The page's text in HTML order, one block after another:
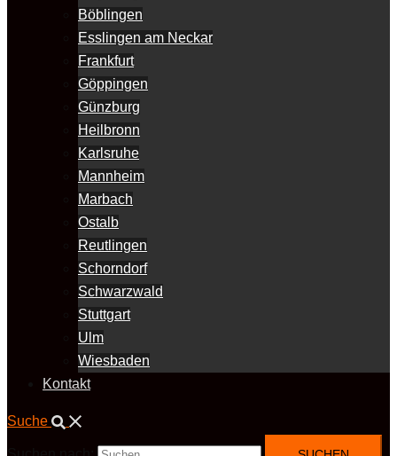
Böblingen
Esslingen am Neckar
Frankfurt
Göppingen
Günzburg
Heilbronn
Karlsruhe
Mannheim
Marbach
Ostalb
Reutlingen
Schorndorf
Schwarzwald
Stuttgart
Ulm
Wiesbaden
Kontakt
Suche